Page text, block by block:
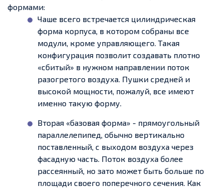
формами:
Чаше всего встречается цилиндрическая
форма корпуса, в котором собраны все
модули, кроме управляющего. Такая
конфигурация позволит создавать плотно
«сбитый» в нужном направлении поток
разогретого воздуха. Пушки средней и
высокой мощности, пожалуй, все имеют
именно такую форму.
Вторая «базовая форма» - прямоугольный
параллелепипед, обычно вертикально
поставленный, с выходом воздуха через
фасадную часть. Поток воздуха более
рассеянный, но зато может быть больше по
площади своего поперечного сечения. Как